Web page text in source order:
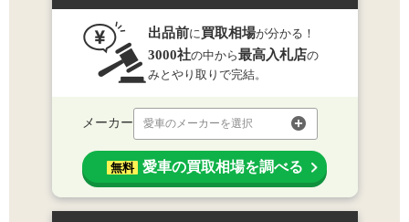
出品前に 買取相場が分かる！
3000社の中から最高入札店の
みとやり取りで完結。
メーカー 愛車のメーカーを選択
無料 愛車の買取相場を調べる